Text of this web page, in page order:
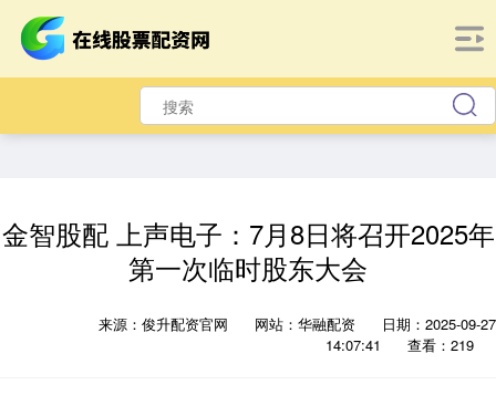
金智股配 上声电子：7月8日将召开2025年
第一次临时股东大会
来源：俊升配资官网 网站：华融配资
日期：2025-09-27
14:07:41
查看：219